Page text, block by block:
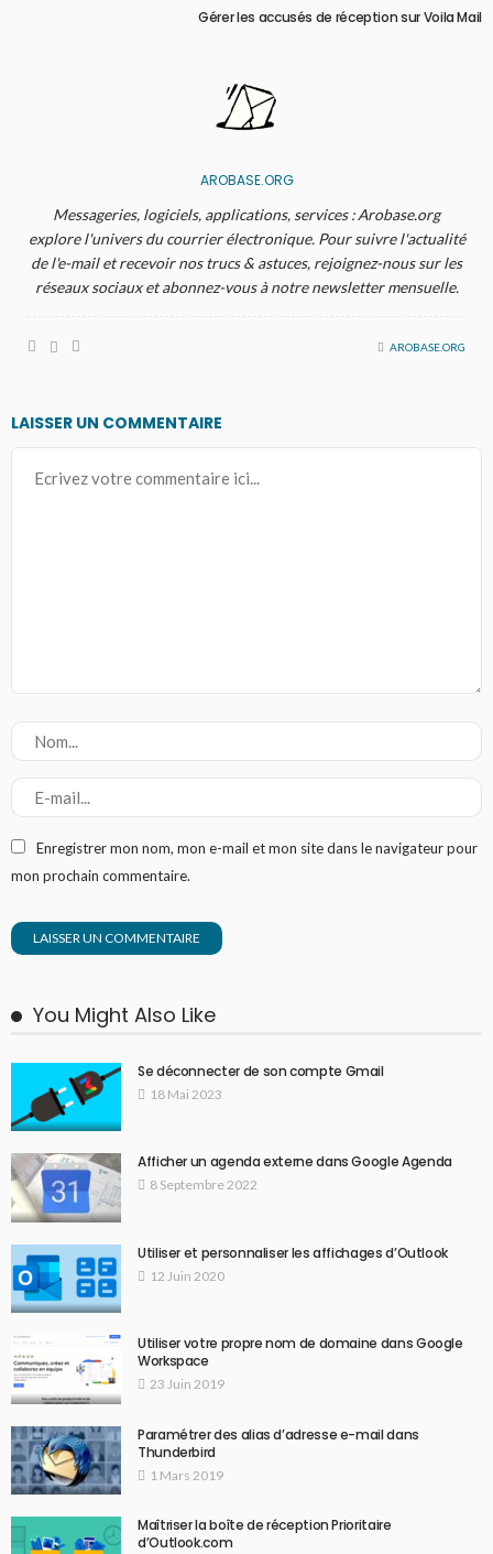
Gérer les accusés de réception sur Voila Mail
AROBASE.ORG
Messageries, logiciels, applications, services : Arobase.org
explore l'univers du courrier électronique. Pour suivre l'actualité
de l'e-mail et recevoir nos trucs & astuces, rejoignez-nous sur les
réseaux sociaux et abonnez-vous à notre newsletter mensuelle.
AROBASE.ORG
LAISSER UN COMMENTAIRE
Enregistrer mon nom, mon e-mail et mon site dans le navigateur pour
mon prochain commentaire.
You Might Also Like
Se déconnecter de son compte Gmail
18 Mai 2023
Afficher un agenda externe dans Google Agenda
8 Septembre 2022
Utiliser et personnaliser les affichages d’Outlook
12 Juin 2020
Utiliser votre propre nom de domaine dans Google
Workspace
23 Juin 2019
Paramétrer des alias d’adresse e-mail dans
Thunderbird
1 Mars 2019
Maîtriser la boîte de réception Prioritaire
d’Outlook.com